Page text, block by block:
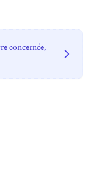
concernée,